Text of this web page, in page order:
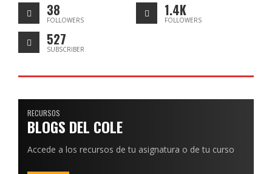
38
FOLLOWERS
1.4K
FOLLOWERS
527
SUBSCRIBER
RECURSOS
BLOGS DEL COLE
Accede a los recursos de tu asignatura o de tu curso